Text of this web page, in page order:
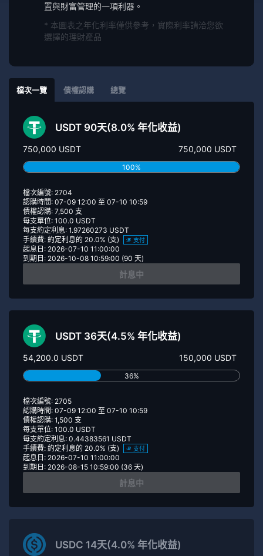
置與財富管理的一項利器。
* 本圖表之年化利率僅供參考，實際利率請洽您欲
選擇的理財產品
檔次一覽 債權認購 總覽
USDT 90天(8.0% 年化收益)
750,000 USDT 750,000 USDT
100%
檔次編號: 2704
認購時間: 07-09 12:00 至 07-10 10:59
債權認購: 7,500 支
每支單位: 100.0 USDT
每支約定利息: 1.97260273 USDT
手續費: 約定利息的 20.0% (支)
支付
起息日: 2026-07-10 11:00:00
到期日: 2026-10-08 10:59:00 (90 天)
計息中
USDT 36天(4.5% 年化收益)
54,200.0 USDT 150,000 USDT
36%
檔次編號: 2705
認購時間: 07-09 12:00 至 07-10 10:59
債權認購: 1,500 支
每支單位: 100.0 USDT
每支約定利息: 0.44383561 USDT
手續費: 約定利息的 20.0% (支)
支付
起息日: 2026-07-10 11:00:00
到期日: 2026-08-15 10:59:00 (36 天)
計息中
USDC 14天(4.0% 年化收益)